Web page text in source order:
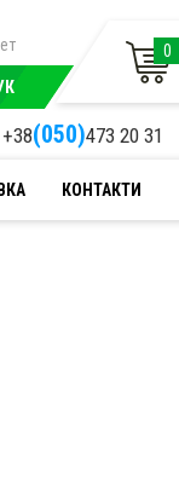
0
+38(050)473 20 31
КОНТАКТИ